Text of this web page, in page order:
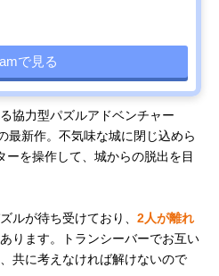
で見る
協力型パズルアドベンチャー
最新作。不気味な城に閉じ込めら
を操作して、城からの脱出を目
ルが待ち受けており、 2人が離れ
ります。トランシーバーでお互い
共に考えなければ解けないので